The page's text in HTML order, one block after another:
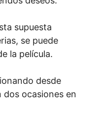
supuesta
se puede
la película.
desde
ocasiones en